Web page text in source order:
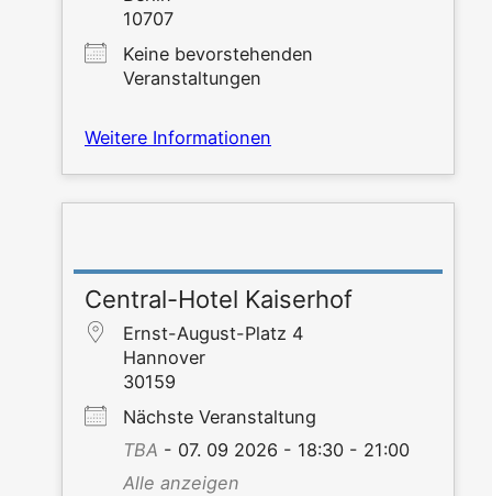
10707
Kei­ne bevor­ste­hen­den
Veranstaltungen
Wei­te­re Informationen
Central-Hotel Kaiserhof
Ernst-August-Platz 4
Han­no­ver
30159
Nächs­te Veranstaltung
TBA - 07. 09 2026 - 18:30 - 21:00
Alle anzei­gen